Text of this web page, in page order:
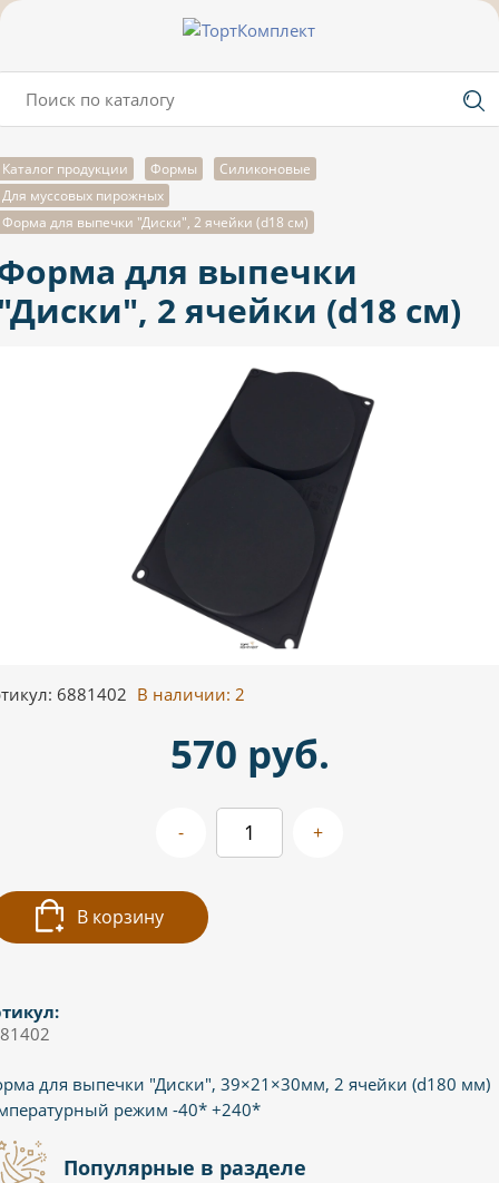
Каталог продукции Формы
Силиконовые
Для муссовых пирожных
Форма для выпечки "Диски", 2 ячейки (d18 см)
для выпечки
2 ячейки (d18 см)
6881402 В наличии: 2
570 руб.
- +
В корзину
для выпечки "Диски", 39×21×30мм, 2 ячейки (d180 мм)
режим -40* +240*
Популярные в разделе